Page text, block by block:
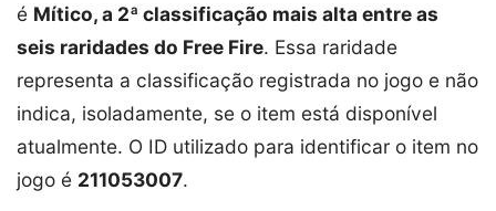
é Mítico, a 2ª classificação mais alta entre as
seis raridades do Free Fire. Essa raridade
representa a classificação registrada no jogo e não
indica, isoladamente, se o item está disponível
atualmente. O ID utilizado para identificar o item no
jogo é 211053007.